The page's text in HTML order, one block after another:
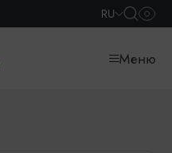
RU
Меню